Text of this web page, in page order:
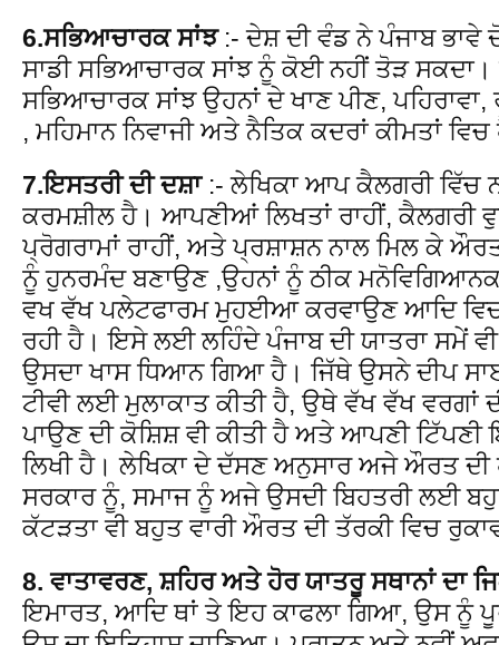
6.ਸਭਿਆਚਾਰਕ ਸਾਂਝ:- ਦੇਸ਼ ਦੀ ਵੰਡ ਨੇ ਪੰਜਾਬ ਭਾਵੇ
ਸਾਡੀ ਸਭਿਆਚਾਰਕ ਸਾਂਝ ਨੂੰ ਕੋਈ ਨਹੀਂ ਤੋੜ ਸਕਦਾ।
ਸਭਿਆਚਾਰਕ ਸਾਂਝ ਉਹਨਾਂ ਦੇ ਖਾਣ ਪੀਣ, ਪਹਿਰਾਵਾ,
, ਮਹਿਮਾਨ ਨਿਵਾਜੀ ਅਤੇ ਨੈਤਿਕ ਕਦਰਾਂ ਕੀਮਤਾਂ
7.ਇਸਤਰੀ ਦੀ ਦਸ਼ਾ:- ਲੇਖਿਕਾ ਆਪ ਕੈਲਗਰੀ ਵਿੱਚ
ਕਰਮਸ਼ੀਲ ਹੈ। ਆਪਣੀਆਂ ਲਿਖਤਾਂ ਰਾਹੀਂ, ਕੈਲਗਰੀ
ਪ੍ਰੋਗਰਾਮਾਂ ਰਾਹੀਂ, ਅਤੇ ਪ੍ਰਸ਼ਾਸ਼ਨ ਨਾਲ ਮਿਲ ਕੇ
ਨੂੰ ਹੁਨਰਮੰਦ ਬਣਾਉਣ ,ਉਹਨਾਂ ਨੂੰ ਠੀਕ
ਵਖ ਵੱਖ ਪਲੇਟਫਾਰਮ ਮੁਹਈਆ ਕਰਵਾਉਣ ਆਦਿ
ਰਹੀ ਹੈ। ਇਸੇ ਲਈ ਲਹਿੰਦੇ ਪੰਜਾਬ ਦੀ ਯਾਤਰਾ ਸਮੇਂ
ਉਸਦਾ ਖਾਸ ਧਿਆਨ ਗਿਆ ਹੈ। ਜਿੱਥੇ ਉਸਨੇ ਦੀਪ
ਟੀਵੀ ਲਈ ਮੁਲਾਕਾਤ ਕੀਤੀ ਹੈ, ਉਥੇ ਵੱਖ ਵੱਖ ਵਰਗਾਂ
ਪਾਉਣ ਦੀ ਕੋਸ਼ਿਸ਼ ਵੀ ਕੀਤੀ ਹੈ ਅਤੇ ਆਪਣੀ ਟਿੱਪਣੀ
ਲਿਖੀ ਹੈ। ਲੇਖਿਕਾ ਦੇ ਦੱਸਣ ਅਨੁਸਾਰ ਅਜੇ ਔਰਤ ਦੀ
ਸਰਕਾਰ ਨੂੰ, ਸਮਾਜ ਨੂੰ ਅਜੇ ਉਸਦੀ ਬਿਹਤਰੀ ਲਈ
ਕੱਟੜਤਾ ਵੀ ਬਹੁਤ ਵਾਰੀ ਔਰਤ ਦੀ ਤੱਰਕੀ ਵਿਚ
8. ਵਾਤਾਵਰਣ, ਸ਼ਹਿਰ ਅਤੇ ਹੋਰ ਯਾਤਰੂ ਸਥਾਨਾਂ ਦਾ
ਇਮਾਰਤ, ਆਦਿ ਥਾਂ ਤੇ ਇਹ ਕਾਫਲਾ ਗਿਆ, ਉਸ ਨੂੰ